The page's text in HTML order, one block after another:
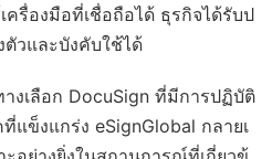
รื่องมือที่เชื่อถือได้ ธุรกิจได้รับป
วและบังคับใช้ได้
งเลือก DocuSign ที่มีการปฏิบัติ
แข็งแกร่ง eSignGlobal กลายเ